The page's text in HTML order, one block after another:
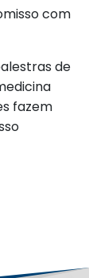
com
de
fazem